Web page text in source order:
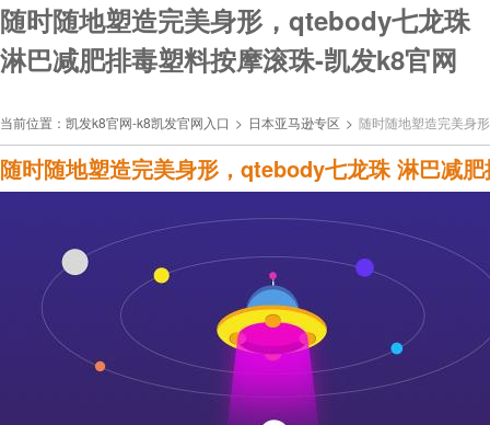
随时随地塑造完美身形，qtebody七龙珠
淋巴减肥排毒塑料按摩滚珠-凯发k8官网
当前位置： 凯发k8官网-k8凯发官网入口 > 日本亚马逊专区 > 随时随地塑造完美身
随时随地塑造完美身形，qtebody七龙珠 淋巴减